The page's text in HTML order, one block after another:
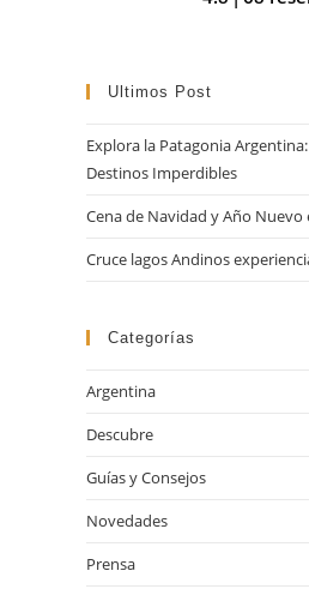
Ultimos Post
Explora la Patagonia
Destinos Imperdibles
Cena de Navidad y Año Nuevo
Cruce lagos Andinos
Categorías
Argentina
Descubre
Guías y Consejos
Novedades
Prensa